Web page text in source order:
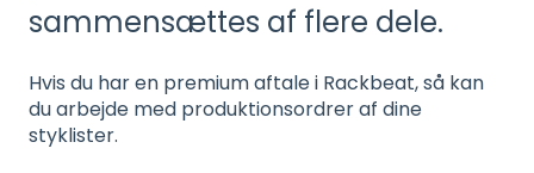
sammensættes af flere dele.
Hvis du har en premium aftale i Rackbeat, så kan
du arbejde med produktionsordrer af dine
styklister.